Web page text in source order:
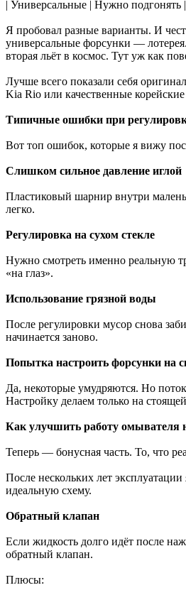
| Универсальные | Нужно подгонять
Я пробовал разные варианты. И
универсальные форсунки —
вторая льёт в космос. Тут уж как
Лучше всего показали себя
Kia Rio или качественные
Типичные ошибки при
Вот топ ошибок, которые я вижу
Слишком сильное давление иглой
Пластиковый шарнир внутри
легко.
Регулировка на сухом стекле
Нужно смотреть именно реальную
«на глаз».
Использование грязной воды
После регулировки мусор снова
начинается заново.
Попытка настроить форсунки на
Да, некоторые умудряются. Но
Настройку делаем только на
Как улучшить работу омывателя
Теперь — бонусная часть. То, что
После нескольких лет эксплуатации
идеальную схему.
Обратный клапан
Если жидкость долго идёт после
обратный клапан.
Плюсы: